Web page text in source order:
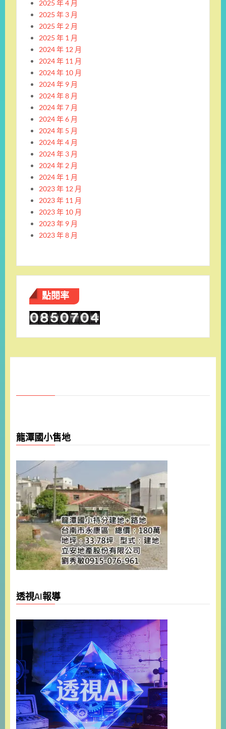
2025 年 4 月
2025 年 3 月
2025 年 2 月
2025 年 1 月
2024 年 12 月
2024 年 11 月
2024 年 10 月
2024 年 9 月
2024 年 8 月
2024 年 7 月
2024 年 6 月
2024 年 5 月
2024 年 4 月
2024 年 3 月
2024 年 2 月
2024 年 1 月
2023 年 12 月
2023 年 11 月
2023 年 10 月
2023 年 9 月
2023 年 8 月
點閱率
龍潭國小售地
透視AI報導